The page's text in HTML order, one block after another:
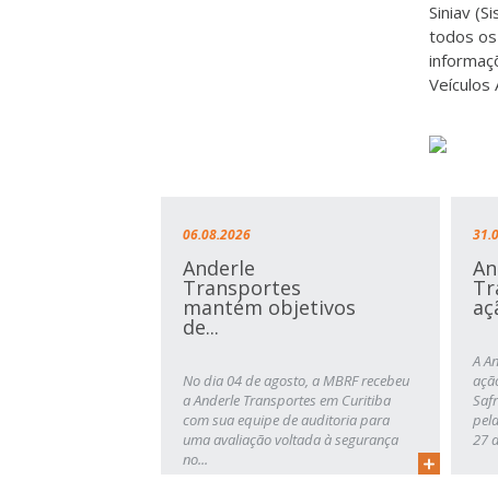
Siniav
todos
Veículos
06.08.2026
Anderle
Transportes
mantém objetivos
de...
No dia 04 de agosto, a MBRF recebeu
a Anderle Transportes em Curitiba
com sua equipe de auditoria para
uma avaliação voltada à segurança
no...
A
27